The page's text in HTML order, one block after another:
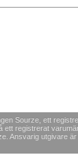
Sourze, ett
ett registrerat
Ansvarig utgivare är